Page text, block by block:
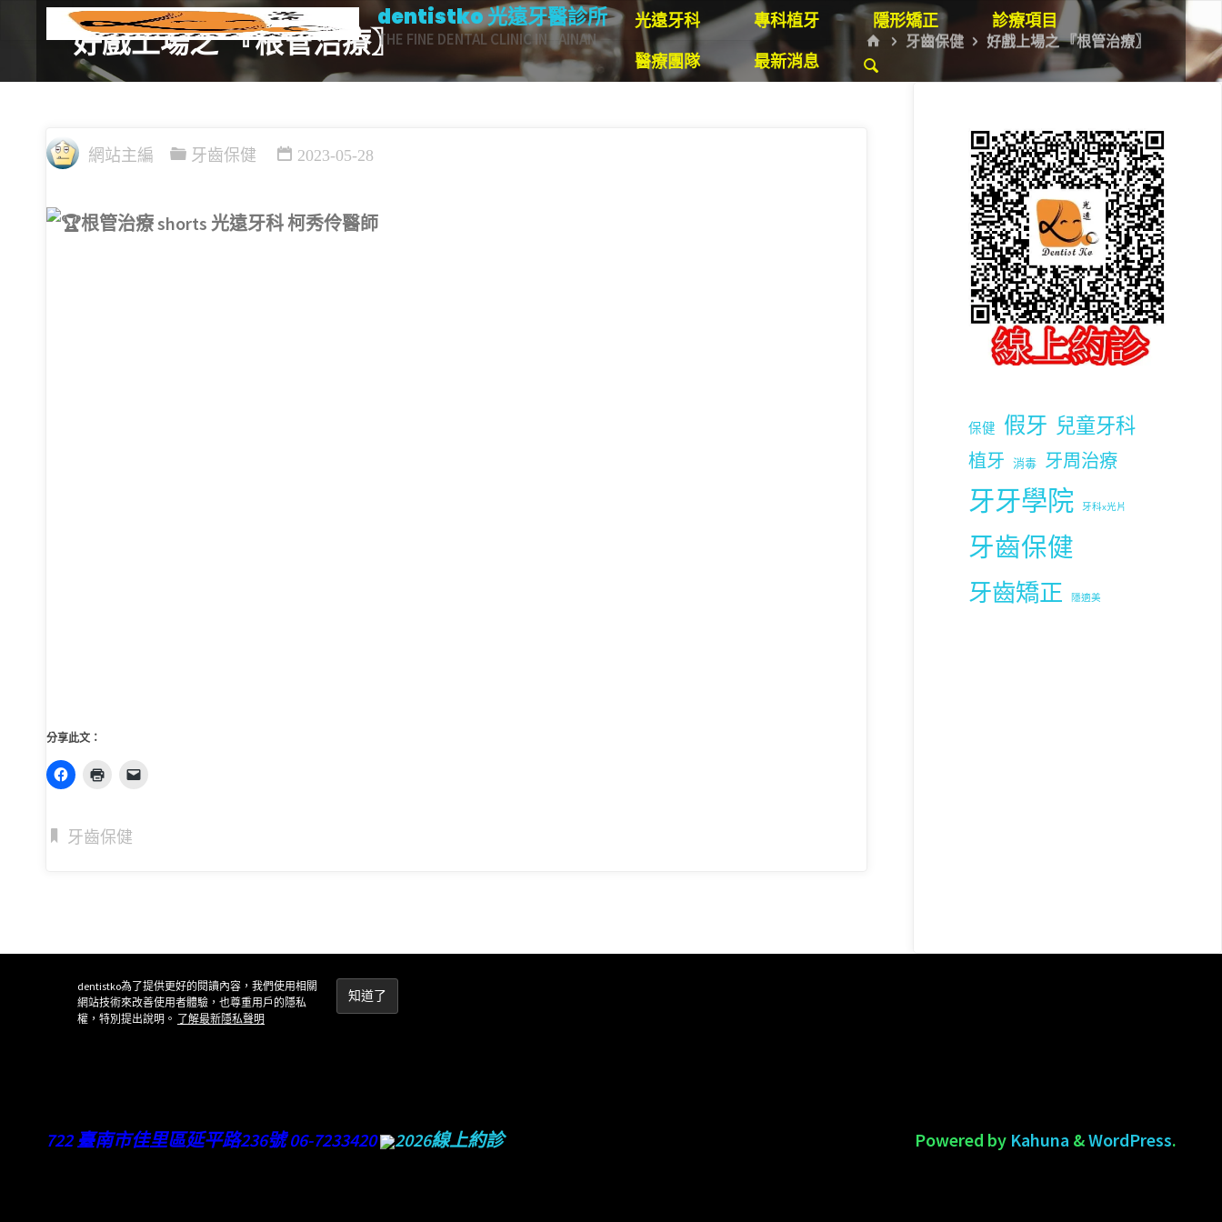
content
dentistko 光遠牙醫診所
THE FINE DENTAL CLINIC IN TAINAN
光遠牙科 專科植牙 隱形矯正 診療項目
醫療團隊 最新消息
好戲上場之 『根管治療〗 HOME牙齒保健 好戲上場之 『根管治療〗
網站主編 牙齒保健 2023-05-28
根管治療 shorts 光遠牙科 柯秀伶醫師
分享此文：
牙齒保健
保健 假牙 兒童牙科
植牙 消毒 牙周治療
牙牙學院 牙科x光片
牙齒保健
牙齒矯正 隱適美
dentistko為了提供更好的閱讀內容，我們使用相關
網站技術來改善使用者體驗，也尊重用戶的隱私
權，特別提出說明。 了解最新隱私聲明
Powered by Kahuna &WordPress.
722 臺南市佳里區延平路236號 06-7233420 2026線上約診